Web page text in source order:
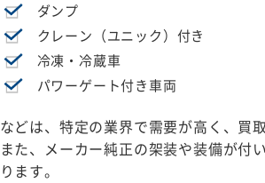
ダンプ
クレーン（ユニック）付き
冷凍・冷蔵車
パワーゲート付き車両
などは、特定の業界で需要が高く、買
また、メーカー純正の架装や装備が付
ります。